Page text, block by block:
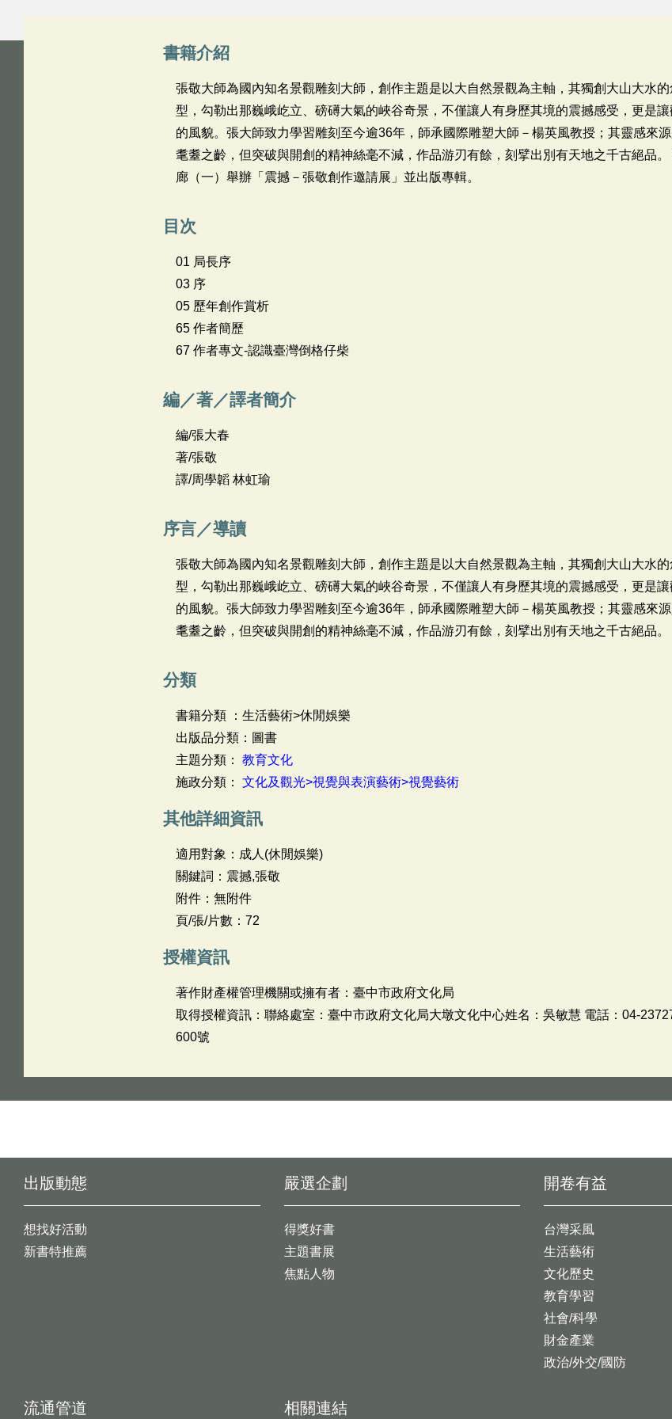
書籍介紹
張敬大師為國內知名景觀雕刻大師，創作主題是以大自然景觀為主軸，其獨創大山大水
型，勾勒出那巍峨屹立、磅礡大氣的峽谷奇景，不僅讓人有身歷其境的震撼感受，更是
的風貌。張大師致力學習雕刻至今逾36年，師承國際雕塑大師－楊英風教授；其靈感來
耄耋之齡，但突破與開創的精神絲毫不減，作品游刃有餘，刻擘出別有天地之千古絕品
廊（一）舉辦「震撼－張敬創作邀請展」並出版專輯。
目次
01 局長序
03 序
05 歷年創作賞析
65 作者簡歷
67 作者專文-認識臺灣倒格仔柴
編／著／譯者簡介
編/張大春
著/張敬
譯/周學韜 林虹瑜
序言／導讀
張敬大師為國內知名景觀雕刻大師，創作主題是以大自然景觀為主軸，其獨創大山大水
型，勾勒出那巍峨屹立、磅礡大氣的峽谷奇景，不僅讓人有身歷其境的震撼感受，更是
的風貌。張大師致力學習雕刻至今逾36年，師承國際雕塑大師－楊英風教授；其靈感來
耄耋之齡，但突破與開創的精神絲毫不減，作品游刃有餘，刻擘出別有天地之千古絕品。
分類
書籍分類 ：生活藝術>休閒娛樂
出版品分類：圖書
主題分類： 教育文化
施政分類： 文化及觀光>視覺與表演藝術>視覺藝術
其他詳細資訊
適用對象：成人(休閒娛樂)
關鍵詞：震撼,張敬
附件：無附件
頁/張/片數：72
授權資訊
著作財產權管理機關或擁有者：臺中市政府文化局
取得授權資訊：聯絡處室：臺中市政府文化局大墩文化中心姓名：吳敏慧 電話：04-
600號
出版動態
想找好活動
新書特推薦
開卷有益
台灣采風
生活藝術
文化歷史
教育學習
社會/科學
財金產業
政治/外交/國防
嚴選企劃
得獎好書
主題書展
焦點人物
流通管道 相關連結